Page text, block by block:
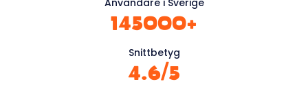
Användare i Sverige
145000+
Snittbetyg
4.6/5